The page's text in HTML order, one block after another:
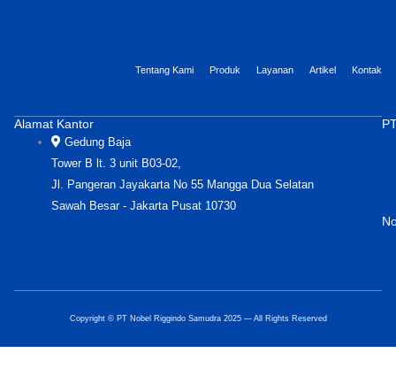
Tentang Kami Produk Layanan Artikel Kontak
Alamat Kantor
Gedung Baja
Tower B lt. 3 unit B03-02,
Jl. Pangeran Jayakarta No 55 Mangga Dua Selatan
Sawah Besar - Jakarta Pusat 10730
Copyright © PT Nobel Riggindo Samudra 2025 — All Rights Reserved